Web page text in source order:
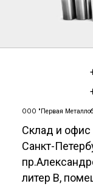
ООО "Первая
Склад и
Санкт-
литер В,